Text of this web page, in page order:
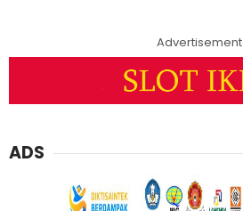
Advertisement
ADS